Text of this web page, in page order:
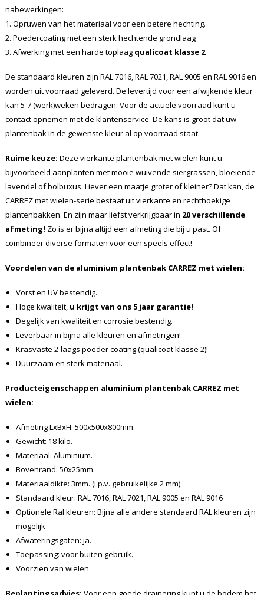
nabewerkingen:
1. Opruwen van het materiaal voor een betere hechting.
2. Poedercoating met een sterk hechtende grondlaag
3. Afwerking met een harde toplaag qualicoat klasse 2
De standaard kleuren zijn RAL 7016, RAL 7021, RAL 9005 en RAL 9016 en
worden uit voorraad geleverd. De levertijd voor een afwijkende kleur
kan 5-7 (werk)weken bedragen. Voor de actuele voorraad kunt u
contact opnemen met de klantenservice. De kans is groot dat uw
plantenbak in de gewenste kleur al op voorraad staat.
Ruime keuze: Deze vierkante plantenbak met wielen kunt u
bijvoorbeeld aanplanten met mooie wuivende siergrassen, bloeiende
lavendel of bolbuxus. Liever een maatje groter of kleiner? Dat kan, de
CARREZ met wielen-serie bestaat uit vierkante en rechthoekige
plantenbakken. En zijn maar liefst verkrijgbaar in 20 verschillende
afmeting! Zo is er bijna altijd een afmeting die bij u past. Of
combineer diverse formaten voor een speels effect!
Voordelen van de aluminium plantenbak CARREZ met wielen:
Vorst en UV bestendig.
Hoge kwaliteit, u krijgt van ons 5 jaar garantie!
Degelijk van kwaliteit en corrosie bestendig.
Leverbaar in bijna alle kleuren en afmetingen!
Krasvaste 2-laags poeder coating (qualicoat klasse 2)!
Duurzaam en sterk materiaal.
Producteigenschappen aluminium plantenbak CARREZ met
wielen:
Afmeting LxBxH: 500x500x800mm.
Gewicht: 18 kilo.
Materiaal: Aluminium.
Bovenrand: 50x25mm.
Materiaaldikte: 3mm. (i.p.v. gebruikelijke 2 mm)
Standaard kleur: RAL 7016, RAL 7021, RAL 9005 en RAL 9016
Optionele Ral kleuren: Bijna alle andere standaard RAL kleuren zijn
mogelijk
Afwateringsgaten: ja.
Toepassing: voor buiten gebruik.
Voorzien van wielen.